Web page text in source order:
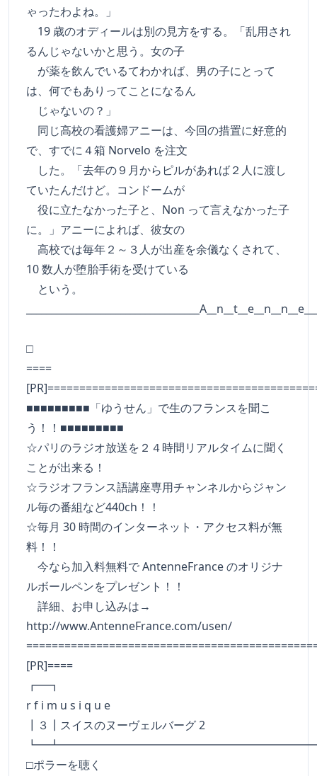
ゃったわよね。」
19 歳のオディールは別の見方をする。「乱用され
るんじゃないかと思う。女の子
が薬を飲んでいるてわかれば、男の子にとって
は、何でもありってことになるん
じゃないの？」
同じ高校の看護婦アニーは、今回の措置に好意的
で、すでに４箱 Norvelo を注文
した。「去年の９月からピルがあれば２人に渡し
ていたんだけど。コンドームが
役に立たなかった子と、Non って言えなかった子
に。」アニーによれば、彼女の
高校では毎年２～３人が出産を余儀なくされて、
10 数人が堕胎手術を受けている
という。
□
====
■■■■■■■■■「ゆうせん」で生のフランスを聞こ
う！！■■■■■■■■■
☆パリのラジオ放送を２４時間リアルタイムに聞く
ことが出来る！
☆ラジオフランス語講座専用チャンネルからジャン
ル毎の番組など440ch！！
☆毎月 30 時間のインターネット・アクセス料が無
料！！
今なら加入料無料で AntenneFrance のオリジナ
ルボールペンをプレゼント！！
詳細、お申し込みは→
http://www.AntenneFrance.com/usen/
[PR]====
r f i m u s i q u e
┃３┃スイスのヌーヴェルバーグ 2
□ポラーを聴く